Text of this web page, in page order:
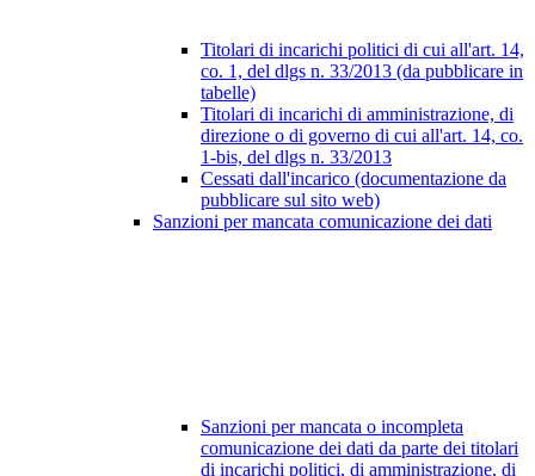
Titolari di incarichi politici di cui all'art. 14,
co. 1, del dlgs n. 33/2013 (da pubblicare in
tabelle)
Titolari di incarichi di amministrazione, di
direzione o di governo di cui all'art. 14, co.
1-bis, del dlgs n. 33/2013
Cessati dall'incarico (documentazione da
pubblicare sul sito web)
Sanzioni per mancata comunicazione dei dati
Sanzioni per mancata o incompleta
comunicazione dei dati da parte dei titolari
di incarichi politici, di amministrazione, di